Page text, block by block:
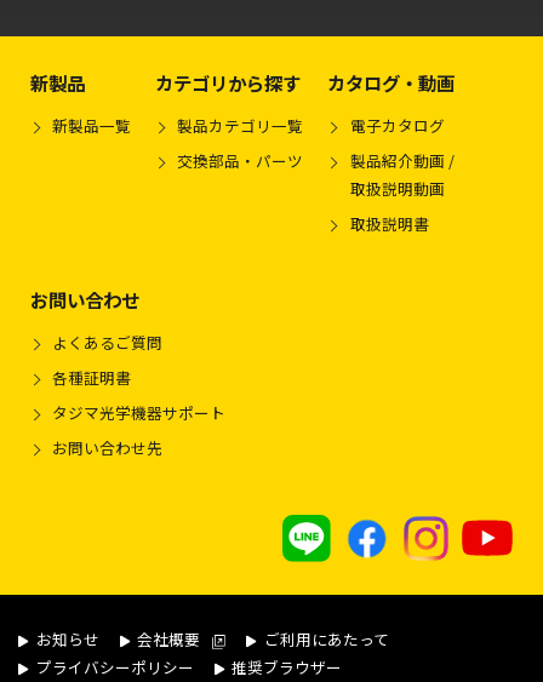
新製品
新製品一覧
カテゴリから探す
製品カテゴリ一覧
交換部品・パーツ
カタログ・動画
電子カタログ
製品紹介動画 /
取扱説明動画
取扱説明書
お問い合わせ
よくあるご質問
各種証明書
タジマ光学機器サポート
お問い合わせ先
お知らせ 会社概要
ご利用にあたって
プライバシーポリシー
推奨ブラウザー